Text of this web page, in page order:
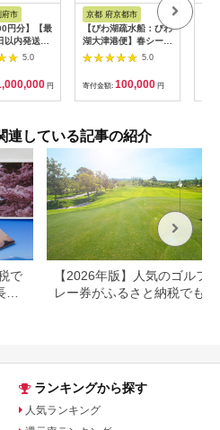
府市
円分】【最
以内発送】
旅館やホテ
い旅の思い
泊券 大分県
円 15000
ホテル 旅
行 観光 ト
ポン 宿泊
温泉 別府
ぐり 旅 お
気 体験型 節
007
5.0
円
京都 府京都市
【びわ湖疏水船：びわ
湖大津港便】春シーズ
ン先行予約権（２名様
5.0
寄付金額: 100,000 円
連している記事の紹介
で
お
【2026年版】人気のゴルフ
レー券がふるさと納税でもら
ランキングから探す
人気ランキング